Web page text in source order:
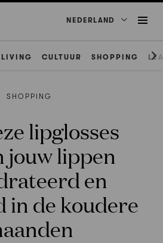
NEDERLAND
LIVING CULTUUR SHOPPING
SHOPPING
lipglosses
jouw lippen
en
in de koudere